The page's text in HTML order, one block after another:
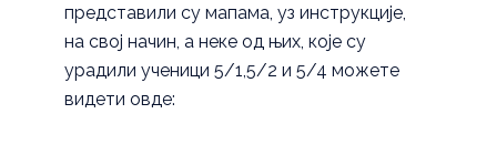
представили су мапама, уз инструкције,
на свој начин, а неке од њих, које су
урадили ученици 5/1,5/2 и 5/4 можете
видети овде: